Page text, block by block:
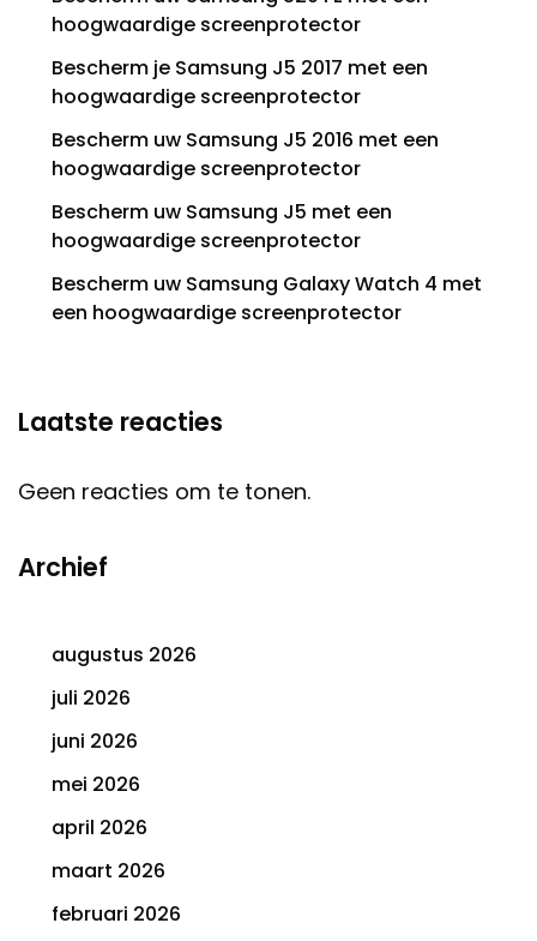
hoogwaardige screenprotector
Bescherm je Samsung J5 2017 met een
hoogwaardige screenprotector
Bescherm uw Samsung J5 2016 met een
hoogwaardige screenprotector
Bescherm uw Samsung J5 met een
hoogwaardige screenprotector
Bescherm uw Samsung Galaxy Watch 4 met
een hoogwaardige screenprotector
Laatste reacties
Geen reacties om te tonen.
Archief
augustus 2026
juli 2026
juni 2026
mei 2026
april 2026
maart 2026
februari 2026